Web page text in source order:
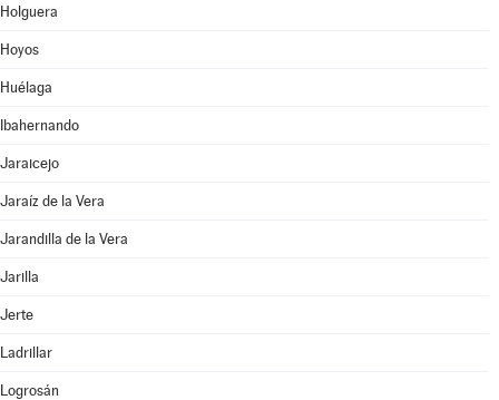
Holguera
Hoyos
Huélaga
Ibahernando
Jaraicejo
Jaraíz de la Vera
Jarandilla de la Vera
Jarilla
Jerte
Ladrillar
Logrosán